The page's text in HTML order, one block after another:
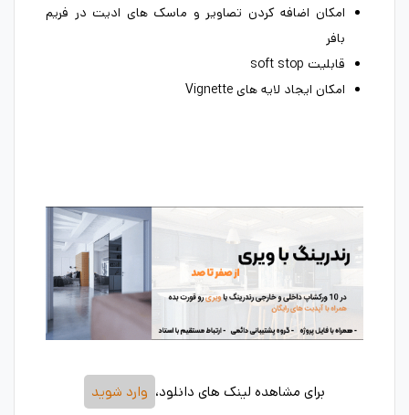
امکان اضافه کردن تصاویر و ماسک های ادیت در فریم
بافر
قابلیت soft stop
امکان ایجاد لایه های Vignette
برای مشاهده لینک های دانلود، وارد شوید